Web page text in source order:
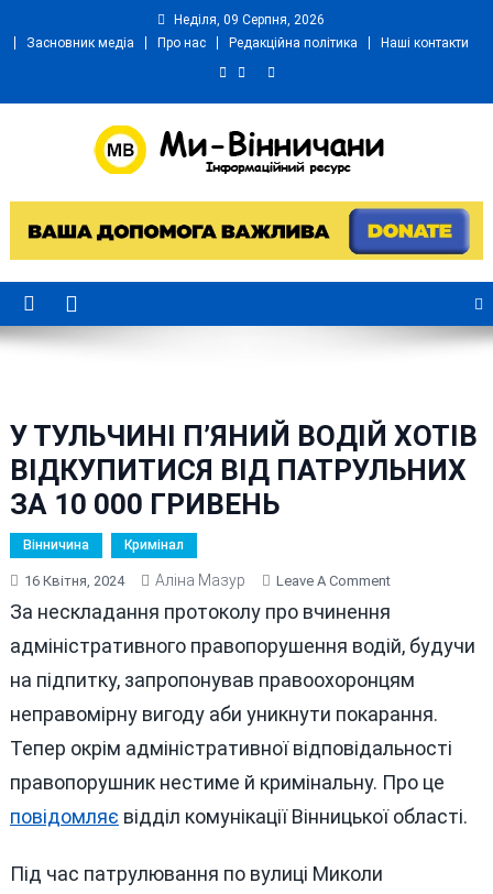
Неділя, 09 Серпня, 2026
Засновник медіа
Про нас Редакційна політика Наші контакти
Ми Вінничани
У ТУЛЬЧИНІ П’ЯНИЙ ВОДІЙ ХОТІВ
ВІДКУПИТИСЯ ВІД ПАТРУЛЬНИХ
ЗА 10 000 ГРИВЕНЬ
Вінничина Кримінал
16 Квітня, 2024 Аліна Мазур Leave A CommentOn
У
П’ЯНИЙ
ВОДІЙ
ХОТІВ
ВІД
ПАТРУЛЬНИХ
ЗА
За нескладання протоколу про вчинення
адміністративного правопорушення водій, будучи
на підпитку, запропонував правоохоронцям
неправомірну вигоду аби уникнути покарання.
Тепер окрім адміністративної відповідальності
правопорушник нестиме й кримінальну. Про це
повідомляє відділ комунікації Вінницької області.
Під час патрулювання по вулиці Миколи